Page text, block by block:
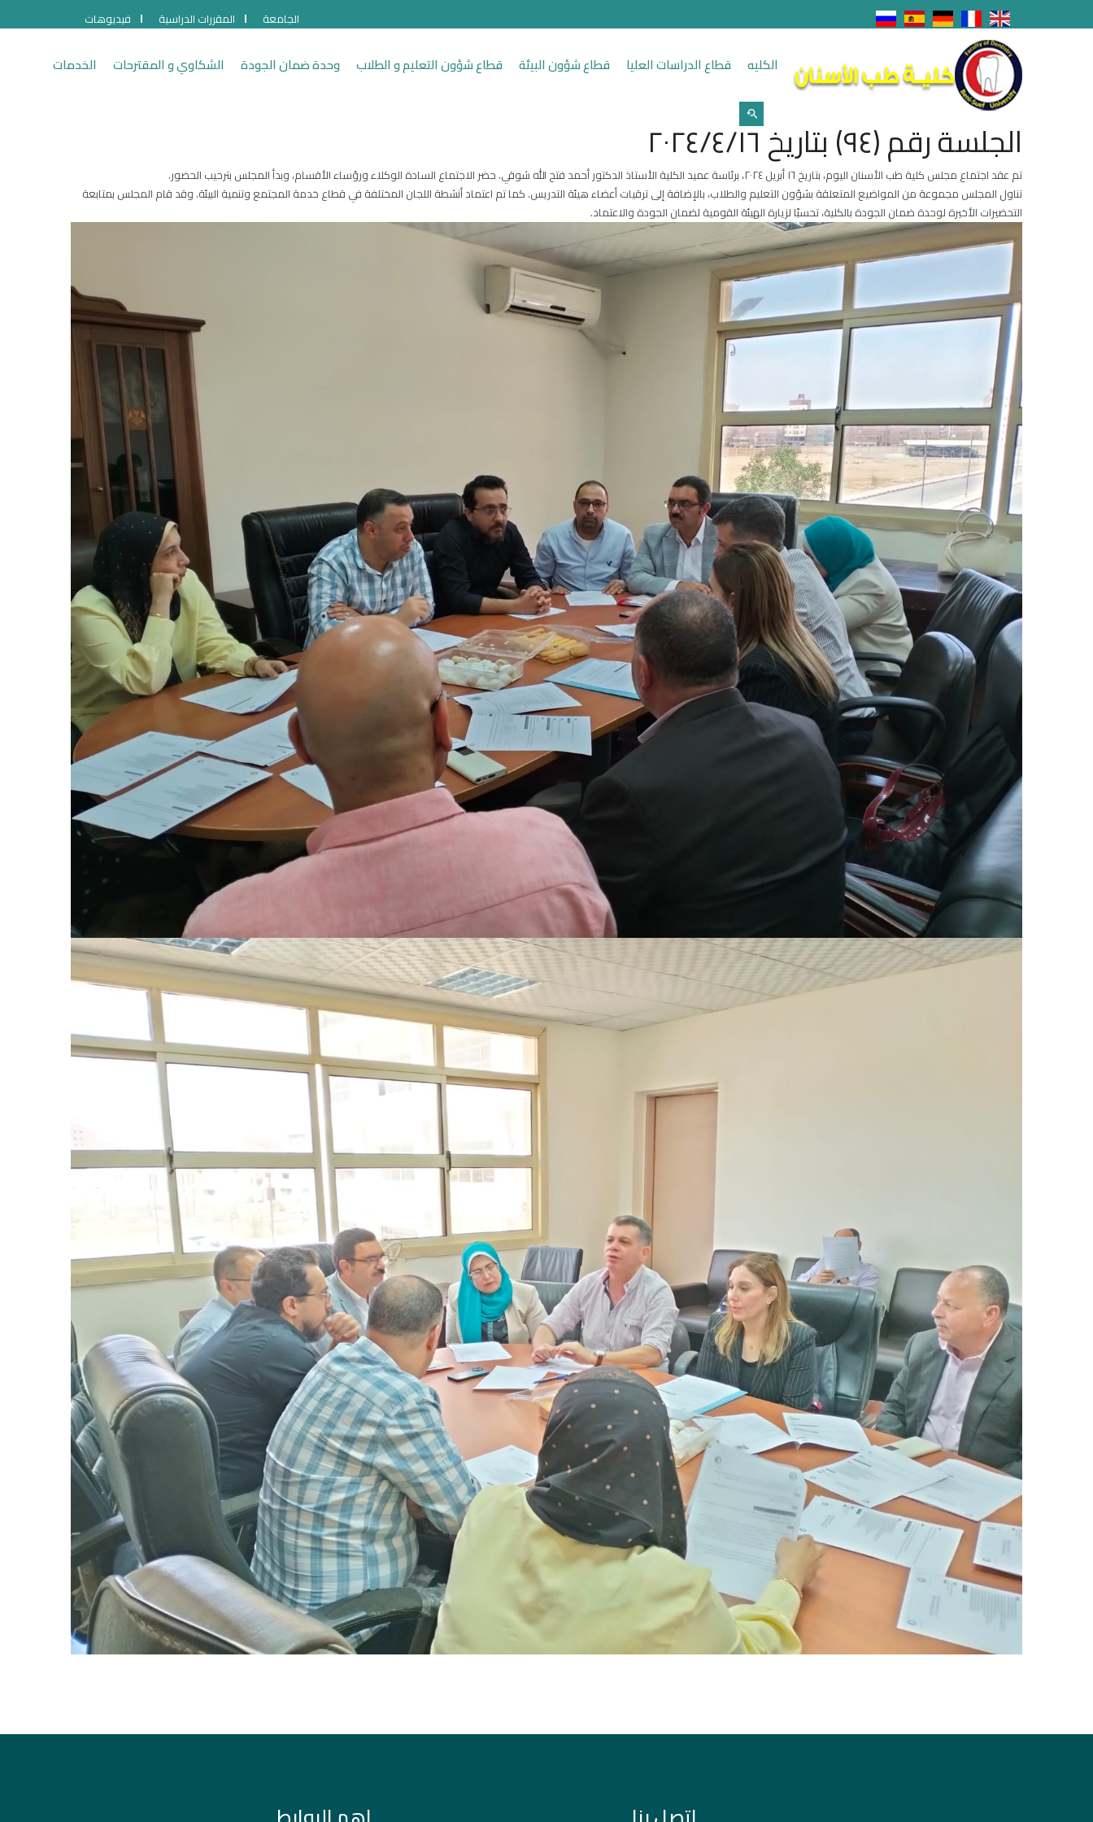
الجامعة المقررات الدراسية فيديوهات
الكليه قطاع الدراسات العليا قطاع شؤون البيئة قطاع شؤون التعليم و الطلاب وحدة ضمان الجودة الشكاوي و المقترحات الخدمات
الجلسة رقم (٩٤) بتاريخ ٢٠٢٤/٤/١٦
تم عقد اجتماع مجلس كلية طب الأسنان اليوم، بتاريخ ١٦ أبريل ٢٠٢٤، برئاسة عميد الكلية الأستاذ الدكتور أحمد فتح الله شوقي. حضر الاجتماع السادة الوكلاء ورؤساء الأقسام، وبدأ المجلس بترحيب الحضور.
تناول المجلس مجموعة من المواضيع المتعلقة بشؤون التعليم والطلاب، بالإضافة إلى ترقيات أعضاء هيئة التدريس. كما تم اعتماد أنشطة اللجان المختلفة في قطاع خدمة المجتمع وتنمية البيئة. وقد قام المجلس بمتابعة
التحضيرات الأخيرة لوحدة ضمان الجودة بالكلية، تحسبًا لزيارة الهيئة القومية لضمان الجودة والاعتماد.